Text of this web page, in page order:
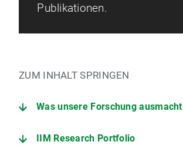
Publikationen.
ZUM INHALT SPRINGEN
Was unsere Forschung ausmacht
IIM Research Portfolio